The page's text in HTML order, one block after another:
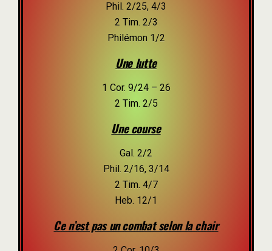
Phil. 2/25, 4/3
2 Tim. 2/3
Philémon 1/2
Une lutte
1 Cor. 9/24 – 26
2 Tim. 2/5
Une course
Gal. 2/2
Phil. 2/16, 3/14
2 Tim. 4/7
Heb. 12/1
Ce n’est pas un combat selon la chair